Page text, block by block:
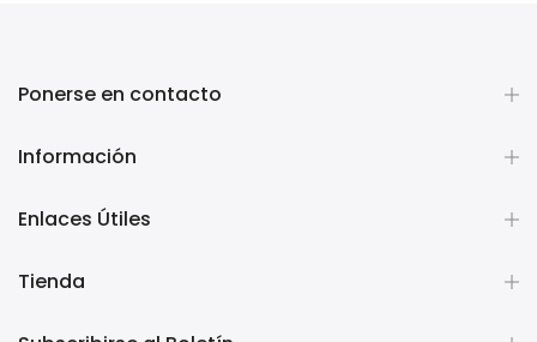
Ponerse en contacto
Información
Enlaces Útiles
Tienda